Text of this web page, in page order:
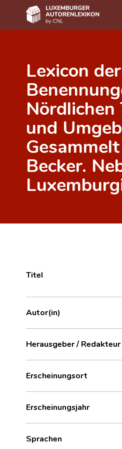
Autor(inn)en A-Z
Erweiterte Suche
Häufige Fragen und
CNL
Forschungsgruppe
Kontakt
Lexicon
Nördlichen
und
Becker.
Titel
Autor(in)
Herausgeber / Redakteur
Erscheinungsort
Erscheinungsjahr
Sprachen